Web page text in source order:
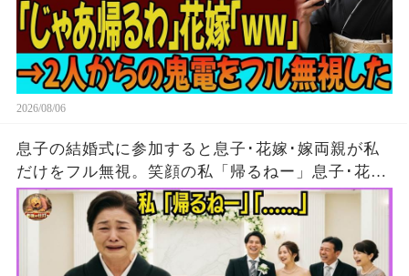
2026/08/06
息子の結婚式に参加すると息子･花嫁･嫁両親が私
だけをフル無視。笑顔の私「帰るねー」息子･花
嫁･嫁両親「…」→5分後、大量の着信がきたが無
視して消えた結果